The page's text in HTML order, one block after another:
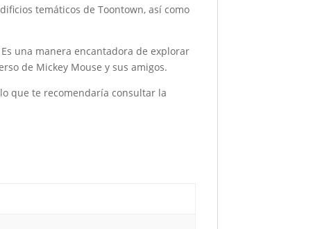
temáticos de Toontown, así como
una manera encantadora de explorar
de Mickey Mouse y sus amigos.
que te recomendaría consultar la